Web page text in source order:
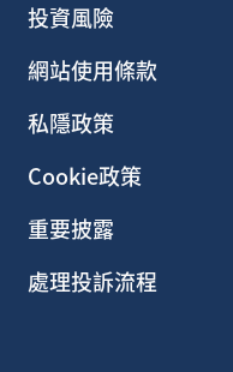
投資風險
網站使用條款
私隱政策
Cookie政策
重要披露
處理投訴流程